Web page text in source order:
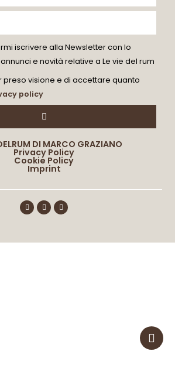
iscrivere alla Newsletter con lo
e novità relative a Le vie del rum
preso visione e di accettare quanto
policy
DI MARCO GRAZIANO
Privacy Policy
Cookie Policy
Imprint